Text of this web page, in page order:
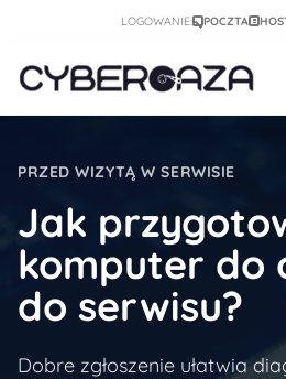
LOGOWANIE: POCZTA
PRZED WIZYTĄ W SERWISIE
Jak
komputer do
do serwisu?
Dobre zgłoszenie ułatwia